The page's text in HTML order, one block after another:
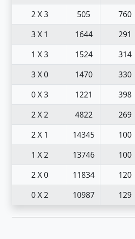
2 X 3
505 760
3 X 1
1644 291
1 X 3
1524 314
3 X 0
1470 330
0 X 3
1221 398
2 X 2
4822 269
2 X 1
14345 100
1 X 2
13746 100
2 X 0
11834 120
0 X 2
10987 129